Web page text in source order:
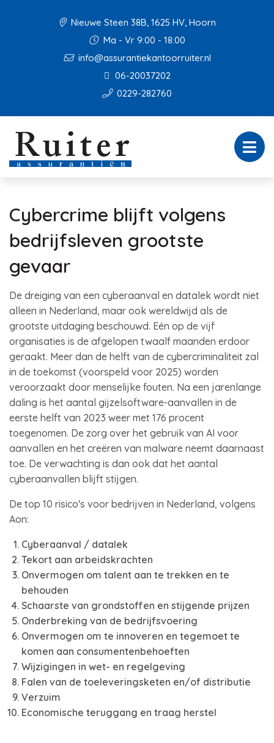
Nieuwe Steen 38B, 1625 HV, Hoorn
Ma - Vr 9:00 - 18:00
info@assurantiekantoorruiter.nl
06-20037202
0229-282760
Cybercrime blijft volgens
bedrijfsleven grootste
gevaar
De dreiging van een cyberaanval en datalek wordt niet
alleen in Nederland, maar ook wereldwijd als de
grootste uitdaging beschouwd. Eén op de vijf
organisaties is de afgelopen twaalf maanden erdoor
geraakt. Meer dan de helft van de cybercriminaliteit zal
in de toekomst (voorspeld voor 2025) worden
veroorzaakt door menselijke fouten. Na een jarenlange
daling is het aantal gijzelsoftware-aanvallen in de
eerste helft van 2023 weer met 176 procent
toegenomen. De zorg over het gebruik van AI voor
aanvallen en het creëren van malware neemt daarnaast
toe. De verwachting is dan ook dat het aantal
cyberaanvallen blijft stijgen.
De top 10 risico's voor bedrijven in Nederland, volgens
Aon:
Cyberaanval / datalek
Tekort aan arbeidskrachten
Onvermogen om talent aan te trekken en te
behouden
Schaarste van grondstoffen en stijgende prijzen
Onderbreking van de bedrijfsvoering
Onvermogen om te innoveren en tegemoet te
komen aan consumentenbehoeften
Wijzigingen in wet- en regelgeving
Falen van de toeleveringsketen en/of distributie
Verzuim
Economische teruggang en traag herstel